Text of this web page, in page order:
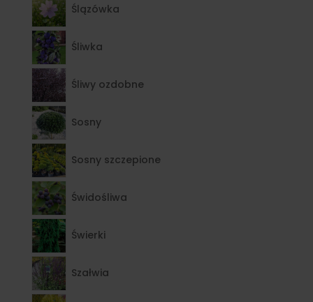
Ślązówka
Śliwka
Śliwy ozdobne
Sosny
Sosny szczepione
Świdośliwa
Świerki
Szałwia